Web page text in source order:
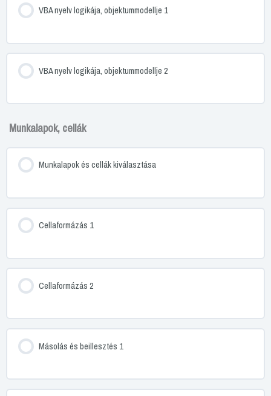
VBA nyelv logikája, objektummodellje 1
VBA nyelv logikája, objektummodellje 2
Munkalapok, cellák
Munkalapok és cellák kiválasztása
Cellaformázás 1
Cellaformázás 2
Másolás és beillesztés 1